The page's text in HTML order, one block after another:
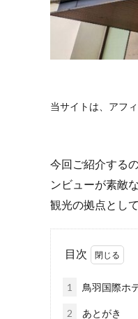
当サイトは、アフ
今回ご紹介する
ンビューが素敵
観光の拠点とし
目次
1 鳥羽国際ホ
2 あとがき